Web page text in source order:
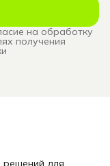
на обработку
получения